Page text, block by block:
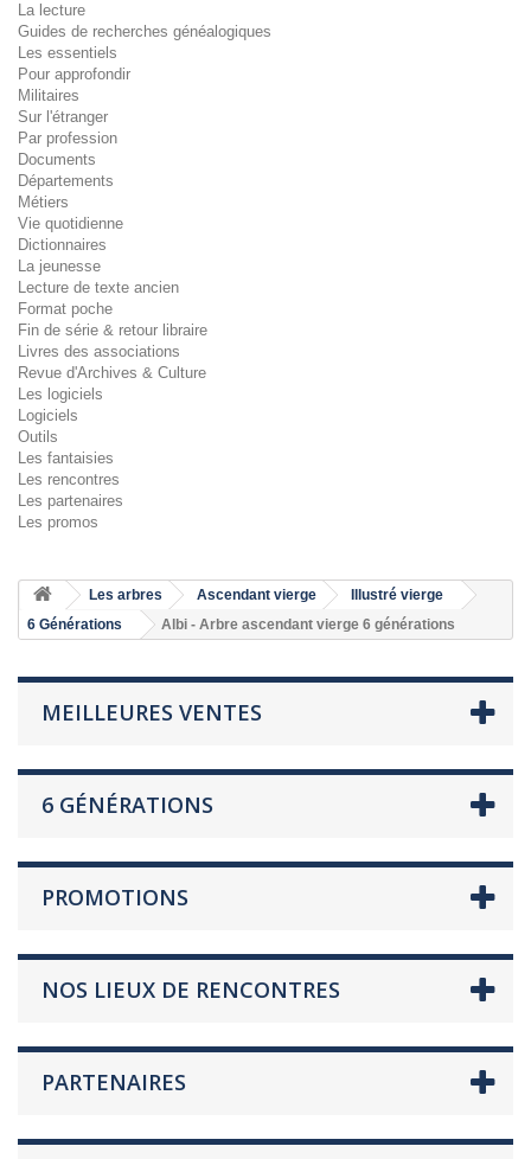
La lecture
Guides de recherches généalogiques
Les essentiels
Pour approfondir
Militaires
Sur l'étranger
Par profession
Documents
Départements
Métiers
Vie quotidienne
Dictionnaires
La jeunesse
Lecture de texte ancien
Format poche
Fin de série & retour libraire
Livres des associations
Revue d'Archives & Culture
Les logiciels
Logiciels
Outils
Les fantaisies
Les rencontres
Les partenaires
Les promos
Les arbres Ascendant vierge
Illustré vierge
6 Générations
Albi - Arbre ascendant vierge 6 générations
MEILLEURES VENTES
6 GÉNÉRATIONS
PROMOTIONS
NOS LIEUX DE RENCONTRES
PARTENAIRES